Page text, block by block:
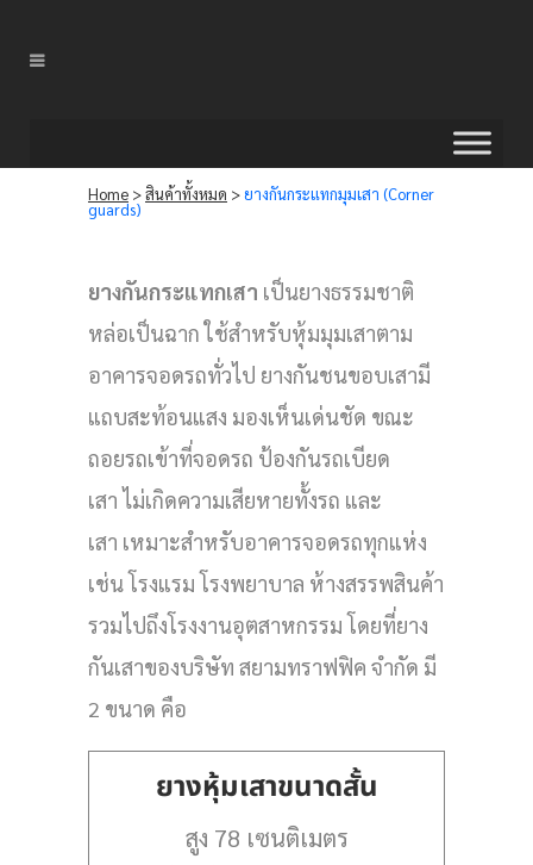
Home >สินค้าทั้งหมด >ยางกันกระแทกมุมเสา (Corner
guards)
ยางกันกระแทกเสา เป็นยางธรรมชาติ
หล่อเป็นฉาก ใช้สำหรับหุ้มมุมเสาตาม
อาคารจอดรถทั่วไป ยางกันชนขอบเสามี
แถบสะท้อนแสง มองเห็นเด่นชัด ขณะ
ถอยรถเข้าที่จอดรถ ป้องกันรถเบียด
เสา ไม่เกิดความเสียหายทั้งรถ และ
เสา เหมาะสำหรับอาคารจอดรถทุกแห่ง
เช่น โรงแรม โรงพยาบาล ห้างสรรพสินค้า
รวมไปถึงโรงงานอุตสาหกรรม โดยที่ยาง
กันเสาของบริษัท สยามทราฟฟิค จำกัด มี
2 ขนาด คือ
ยางหุ้มเสาขนาดสั้น
สูง 78 เซนติเมตร